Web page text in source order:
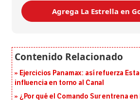
Agrega La Estrella en
Ejercicios Panamax: así refuerza
influencia en torno al Canal
¿Por qué el Comando Sur entrena en